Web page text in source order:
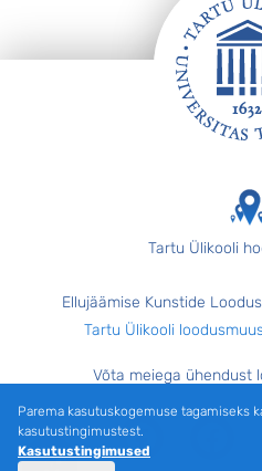
Tartu Ülikooli
Ellujäämise Kunstide
Tartu Ülikooli
Võta meiega ühendust
Parema kasutuskogemuse tagamiseks
kasutustingimustest.
Kasutustingimused